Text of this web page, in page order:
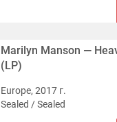
Marilyn Manson —
(LP)
Europe, 2017 г.
Sealed / Sealed